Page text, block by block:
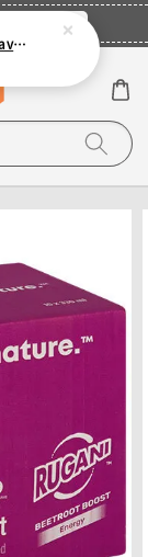
立即登入
【INCYLENCE】三鐵運動機能襪 Waves White